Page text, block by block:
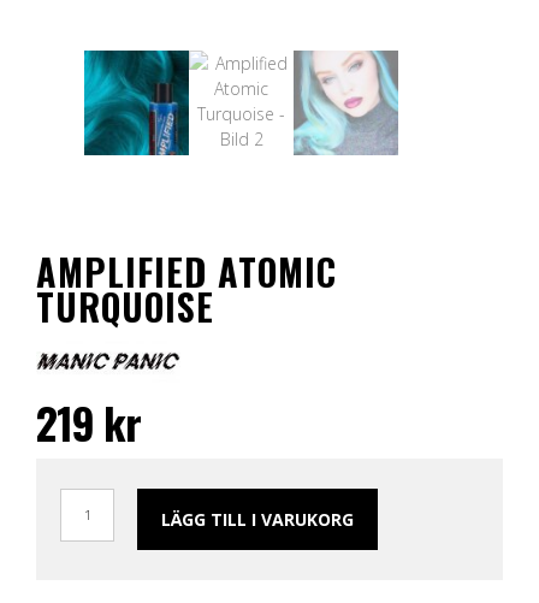
AMPLIFIED ATOMIC
TURQUOISE
219 kr
LÄGG TILL I VARUKORG